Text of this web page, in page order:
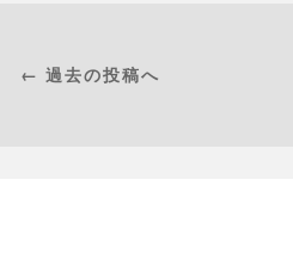
← 過去の投稿へ